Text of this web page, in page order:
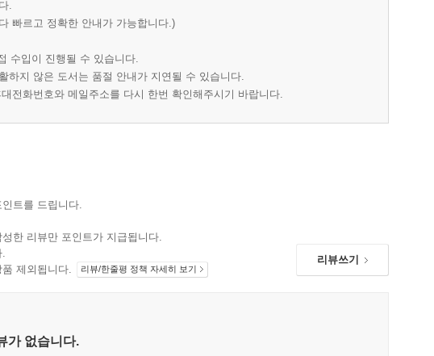
.
빠르고 정확한 안내가 가능합니다.)
수입이 진행될 수 있습니다.
하지 않은 도서는 품절 안내가 지연될 수 있습니다.
전화번호와 메일주소를 다시 한번 확인해주시기 바랍니다.
트를 드립니다.
한 리뷰만 포인트가 지급됩니다.
.
제외됩니다.
리뷰/한줄평 정책 자세히 보기
리뷰쓰기
가 없습니다.